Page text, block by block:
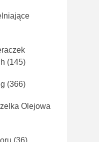
(145)
(366)
Olejowa
(36)